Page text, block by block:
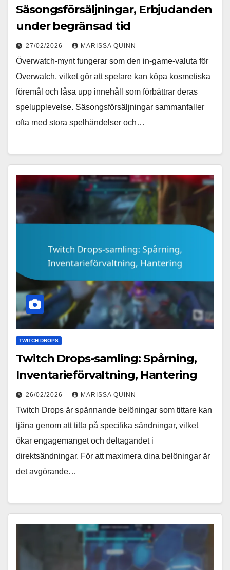
Säsongsförsäljningar, Erbjudanden
under begränsad tid
27/02/2026 MARISSA QUINN
Överwatch-mynt fungerar som den in-game-valuta för
Overwatch, vilket gör att spelare kan köpa kosmetiska
föremål och låsa upp innehåll som förbättrar deras
spelupplevelse. Säsongsförsäljningar sammanfaller
ofta med stora spelhändelser och…
TWITCH DROPS
Twitch Drops-samling: Spårning,
Inventarieförvaltning, Hantering
26/02/2026 MARISSA QUINN
Twitch Drops är spännande belöningar som tittare kan
tjäna genom att titta på specifika sändningar, vilket
ökar engagemanget och deltagandet i
direktsändningar. För att maximera dina belöningar är
det avgörande…